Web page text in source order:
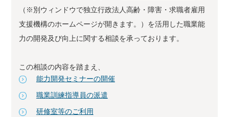
（※別ウィンドウで独立行政法人高齢・障害・求職者雇用
支援機構のホームページが開きます。）を活用した職業能
力の開発及び向上に関する相談を承っております。
この相談の内容を踏まえ、
能力開発セミナーの開催
職業訓練指導員の派遣
研修室等のご利用